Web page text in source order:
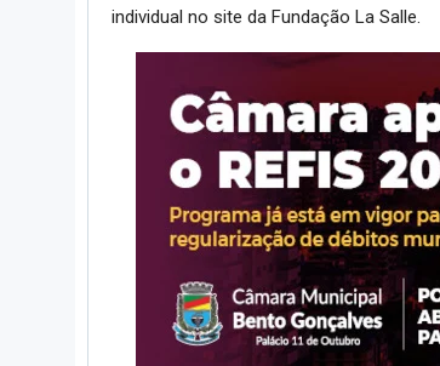
individual no site da Fundação La Salle.